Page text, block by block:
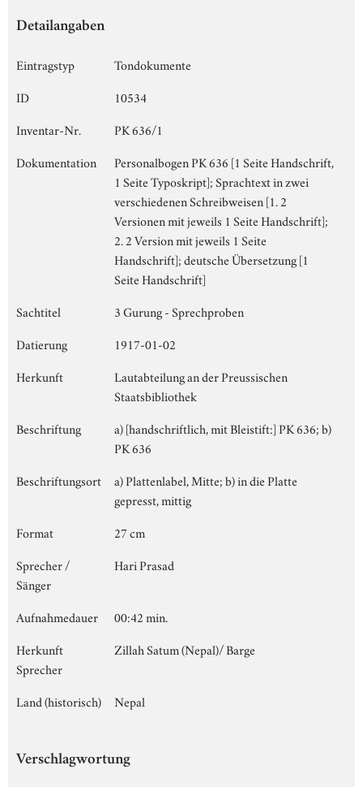
Detailangaben
Eintragstyp
Tondokumente
ID
10534
Inventar-Nr.
PK 636/1
Dokumentation
Personalbogen PK 636 [1 Seite Handschrift,
1 Seite Typoskript]; Sprachtext in zwei
verschiedenen Schreibweisen [1. 2
Versionen mit jeweils 1 Seite Handschrift];
2. 2 Version mit jeweils 1 Seite
Handschrift]; deutsche Übersetzung [1
Seite Handschrift]
Sachtitel
3 Gurung - Sprechproben
Datierung
1917-01-02
Herkunft
Lautabteilung an der Preussischen
Staatsbibliothek
Beschriftung
a) [handschriftlich, mit Bleistift:] PK 636; b)
PK 636
Beschriftungsort
a) Plattenlabel, Mitte; b) in die Platte
gepresst, mittig
Format
27 cm
Sprecher /
Sänger
Hari Prasad
Aufnahmedauer
00:42 min.
Herkunft
Sprecher
Zillah Satum (Nepal)/ Barge
Land (historisch) Nepal
Verschlagwortung